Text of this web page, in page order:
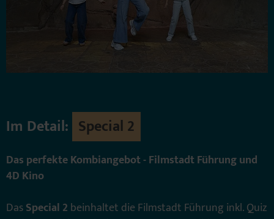
Im Detail: Special 2
Das perfekte Kombiangebot - Filmstadt Führung und
4D Kino
DasSpecial 2 beinhaltet die Filmstadt Führung inkl. Quiz